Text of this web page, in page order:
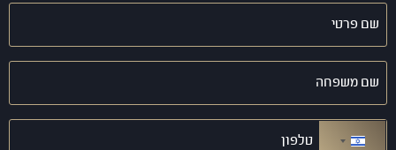
שם
פרטי
שם
משפחה
טלפון
(חובה)